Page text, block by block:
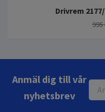
Drivrem
995
Anmäl dig till vår
nyhetsbrev